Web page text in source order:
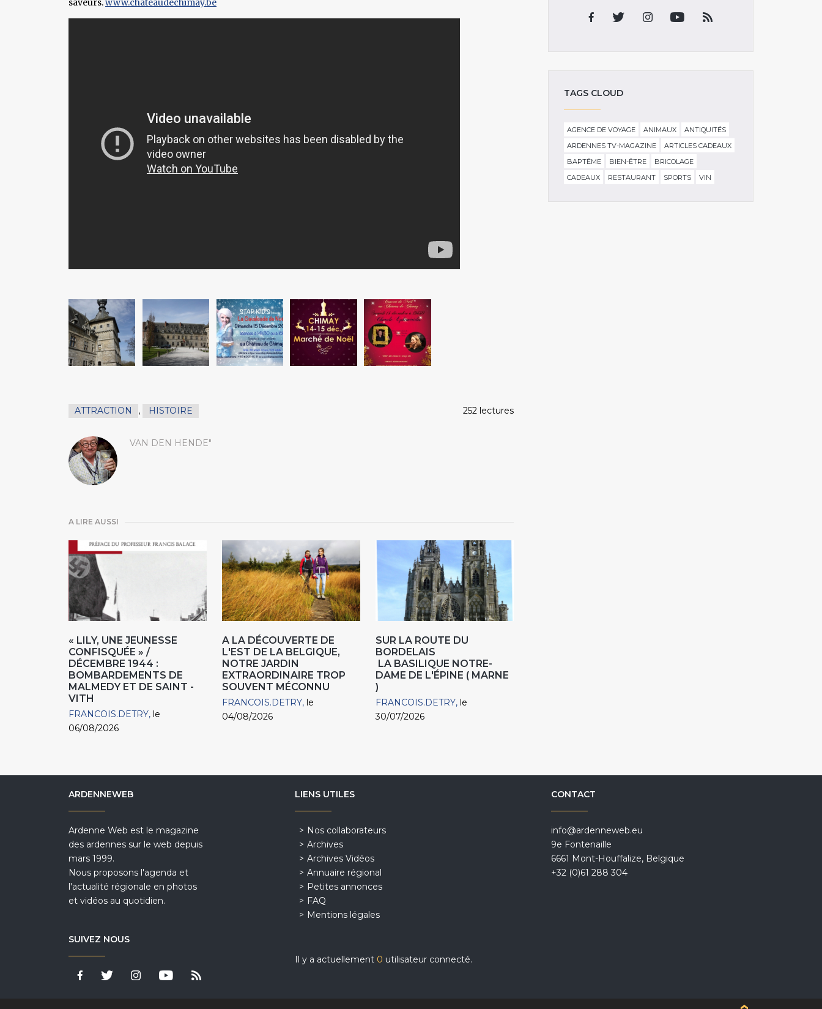
saveurs.www.chateaudechimay.be
ATTRACTION , HISTOIRE 252 lectures
VAN DEN HENDE"
A LIRE AUSSI
« LILY, UNE JEUNESSE
CONFISQUÉE » /
DÉCEMBRE 1944 :
BOMBARDEMENTS DE
MALMEDY ET DE SAINT -
VITH
FRANCOIS.DETRY le
06/08/2026
A LA DÉCOUVERTE DE
L'EST DE LA BELGIQUE,
NOTRE JARDIN
EXTRAORDINAIRE TROP
SOUVENT MÉCONNU
FRANCOIS.DETRY le
04/08/2026
SUR LA ROUTE DU
BORDELAIS
LA BASILIQUE NOTRE-
DAME DE L'ÉPINE ( MARNE
)
FRANCOIS.DETRY le
30/07/2026
TAGS CLOUD
AGENCE DE VOYAGE ANIMAUX
ANTIQUITÉS
ARDENNES TV-MAGAZINE
ARTICLES CADEAUX
BAPTÊME
BIEN-ÊTRE
BRICOLAGE
CADEAUX
RESTAURANT SPORTS VIN
ARDENNEWEB
Ardenne Web est le magazine
des ardennes sur le web depuis
mars 1999.
Nous proposons l'agenda et
l'actualité régionale en photos
et vidéos au quotidien.
SUIVEZ NOUS
LIENS UTILES
Nos collaborateurs
Archives
Archives Vidéos
Annuaire régional
Petites annonces
FAQ
Mentions légales
Il y a actuellement 0 utilisateur connecté.
CONTACT
info@ardenneweb.eu
9e Fontenaille
6661 Mont-Houffalize, Belgique
+32 (0)61 288 304